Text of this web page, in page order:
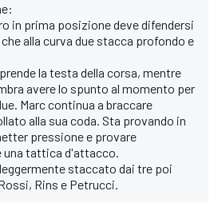
in prima posizione deve difendersi
alla curva due stacca profondo e
la testa della corsa, mentre
avere lo spunto al momento per
Marc continua a braccare
alla sua coda. Sta provando in
pressione e provare
una tattica d'attacco.
staccato dai tre poi
Rins e Petrucci.